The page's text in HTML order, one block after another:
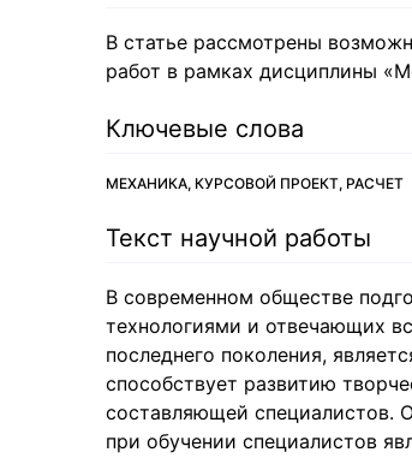
В статье рассмотрены
работ в рамках дисциплины
Ключевые слова
МЕХАНИКА, КУРСОВОЙ ПРОЕКТ, РАСЧЕТ
Текст научной работы
В современном обществе
технологиями и отвечающих
последнего поколения,
способствует развитию
составляющей специалистов.
при обучении специалистов